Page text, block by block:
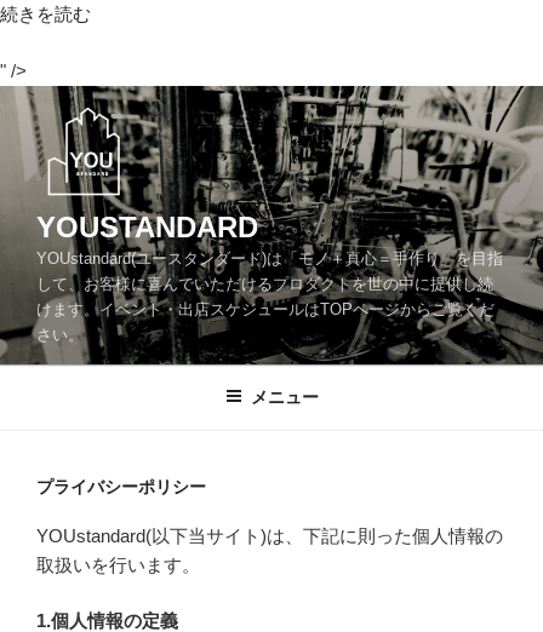
“プ
イ
続きを読む
" />
ッ
プ
YOUSTANDARD
YOUstandard(ユースタンダード)は「モノ＋真心＝手作り」を目指
して、お客様に喜んでいただけるプロダクトを世の中に提供し続
けます。イベント・出店スケジュールはTOPページからご覧くだ
さい。
メニュー
プライバシーポリシー
YOUstandard(以下当サイト)は、下記に則った個人情報の
取扱いを行います。
1.個人情報の定義